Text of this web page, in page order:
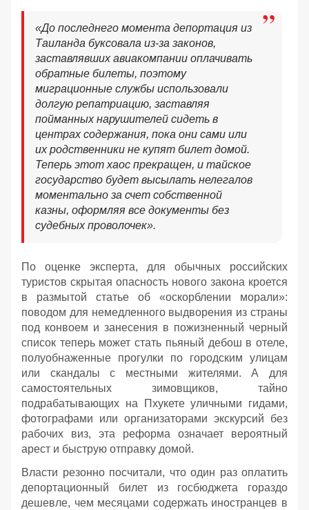
«До последнего момента депортация из
Таиланда буксовала из-за законов,
заставлявших авиакомпании оплачивать
обратные билеты, поэтому
миграционные службы использовали
долгую репатриацию, заставляя
пойманных нарушителей сидеть в
центрах содержания, пока они сами или
их родственники не купят билет домой.
Теперь этот хаос прекращен, и тайское
государство будет высылать нелегалов
моментально за счет собственной
казны, оформляя все документы без
судебных проволочек».
По оценке эксперта, для обычных российских
туристов скрытая опасность нового закона кроется
в размытой статье об «оскорблении морали»:
поводом для немедленного выдворения из страны
под конвоем и занесения в пожизненный черный
список теперь может стать пьяный дебош в отеле,
полуобнаженные прогулки по городским улицам
или скандалы с местными жителями. А для
самостоятельных зимовщиков, тайно
подрабатывающих на Пхукете уличными гидами,
фотографами или организаторами экскурсий без
рабочих виз, эта реформа означает вероятный
арест и быструю отправку домой.
Власти резонно посчитали, что один раз оплатить
депортационный билет из госбюджета гораздо
дешевле, чем месяцами содержать иностранцев в